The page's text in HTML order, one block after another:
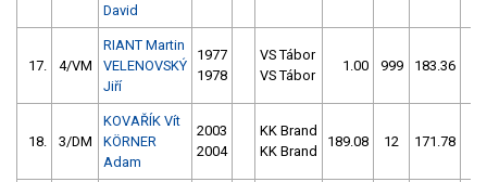
David
17. 4/VM
RIANT Martin
VELENOVSKÝ
Jiří
1977
1978
VS Tábor
VS Tábor
1.00 999 183.36
18. 3/DM
KOVAŘÍK Vít
KÖRNER
Adam
2003
2004
KK Brand
KK Brand
189.08 12 171.78